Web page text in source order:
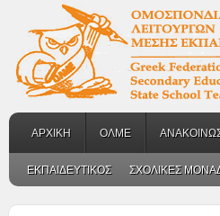
ΑΡΧΙΚΗ ΟΛΜΕ
ΕΚΠΑΙΔΕΥΤΙΚΟΣ ΣΧΟΛΙΚΕΣ